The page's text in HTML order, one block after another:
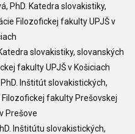
PhD. Katedra slovakistiky,
Filozofickej fakulty UPJŠ v
slovakistiky, slovanských
fakulty UPJŠ v Košiciach
Inštitút slovakistických,
fakulty Prešovskej
Prešove
Inštitútu slovakistických,